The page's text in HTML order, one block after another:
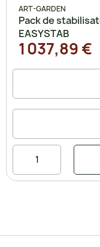
ART-GARDEN
Pack de
EASYSTAB
1 037,89 €